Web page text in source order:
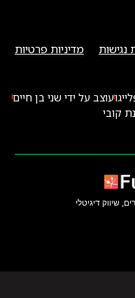
מדיניות פרטיות
עוצב על ידי שני בן חיים
קובי
שיווק דיגיטלי